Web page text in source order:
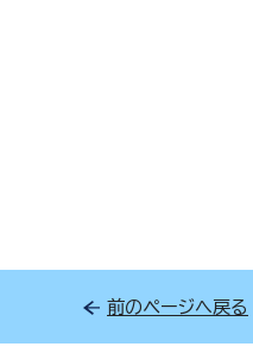
前のページへ戻る